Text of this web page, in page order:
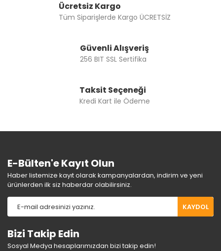
Ücretsiz Kargo
Tüm Siparişlerde Kargo ÜCRETSİZ
Güvenli Alışveriş
256 BIT SSL Sertifika
Taksit Seçeneği
Kredi Kart ile Ödeme
E-Bülten'e Kayıt Olun
Haber listemize kayıt olarak kampanyalardan, indirim ve yeni
ürünlerden ilk siz haberdar olabilirsiniz.
KAYDOL
Bizi Takip Edin
Sosyal Medya hesaplarımızdan bizi takip edin!